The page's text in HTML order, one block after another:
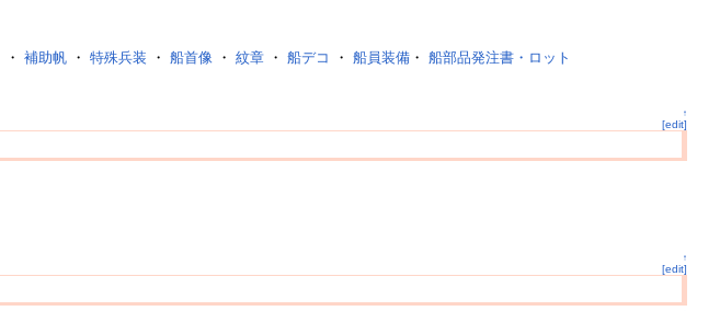
・補助帆 ・特殊兵装 ・船首像 ・紋章 ・船デコ ・船員装備 ・船部品発注書・ロット
↑
[edit]
↑
[edit]